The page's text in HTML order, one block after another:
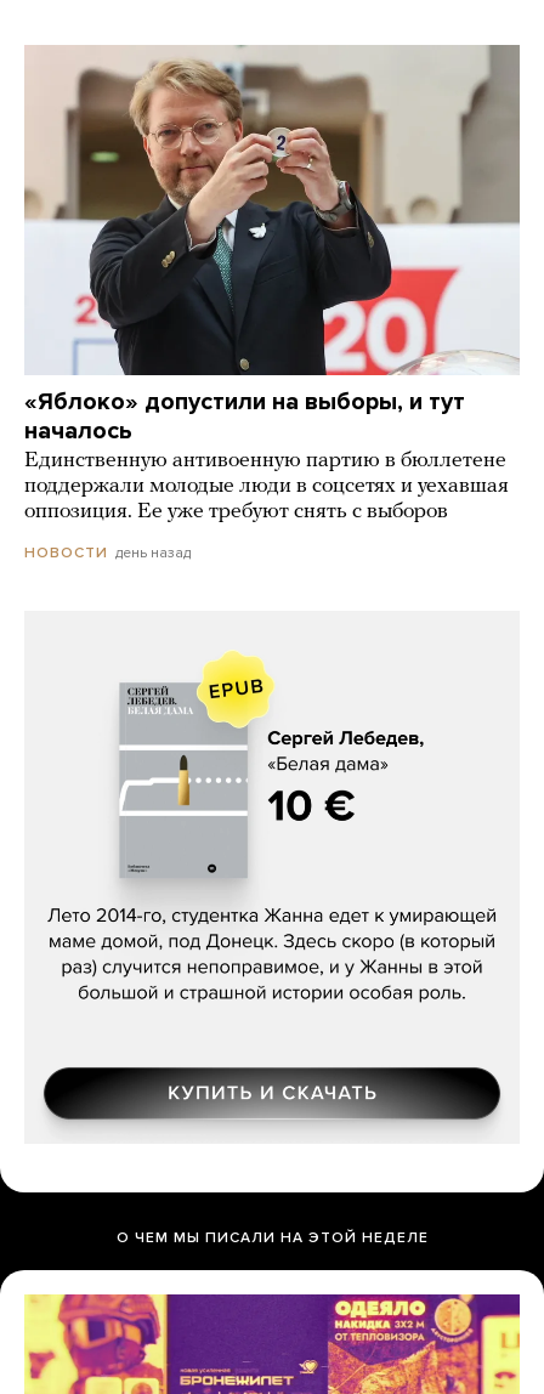
«Яблоко» допустили на выборы, и тут
началось
Единственную антивоенную партию в бюллетене
поддержали молодые люди в соцсетях и уехавшая
оппозиция. Ее уже требуют снять с выборов
НОВОСТИ день назад
Сергей Лебедев, «Белая дама»
О ЧЕМ МЫ ПИСАЛИ НА ЭТОЙ НЕДЕЛЕ